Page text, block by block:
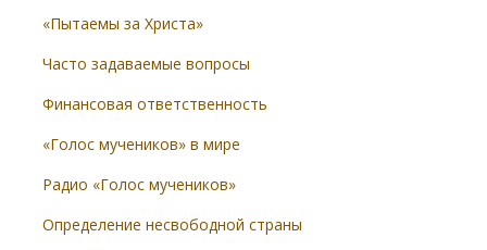
«Пытаемы за Христа»
Часто задаваемые вопросы
Финансовая ответственность
«Голос мучеников» в мире
Радио «Голос мучеников»
Определение несвободной страны